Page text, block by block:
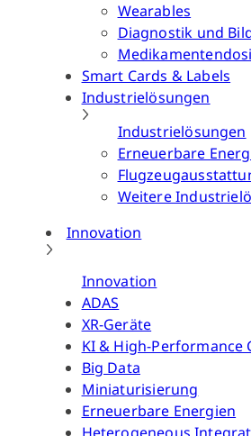
Wearables
Diagnostik und
Smart Cards & Labels
Industrielösungen
Industrielösungen
Erneuerbare
Weitere
Innovation
Innovation
ADAS
XR-Geräte
KI & High-Performance
Big Data
Miniaturisierung
Erneuerbare Energien